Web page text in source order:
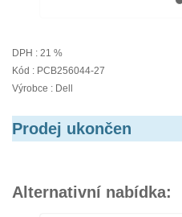
DPH : 21 %
Kód : PCB256044-27
Výrobce : Dell
Prodej ukončen
Alternativní nabídka: